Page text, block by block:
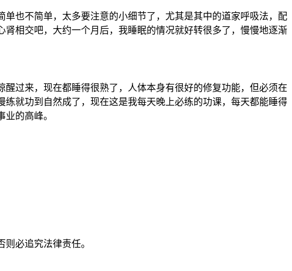
也不简单，太多要注意的小细节了，尤其是其中的道家呼吸法，配
相交吧，大约一个月后，我睡眠的情况就好转很多了，慢慢地逐渐
过来，现在都睡得很熟了，人体本身有很好的修复功能，但必须在
就功到自然成了，现在这是我每天晚上必练的功课，每天都能睡得
的高峰。
必追究法律责任。